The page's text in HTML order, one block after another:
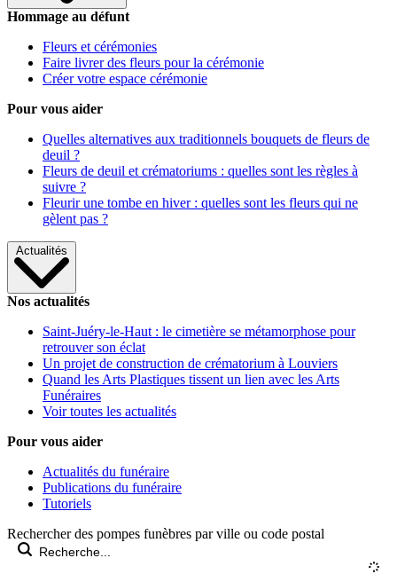
Hommage au défunt
Fleurs et cérémonies
Faire livrer des fleurs pour la cérémonie
Créer votre espace cérémonie
Pour vous aider
Quelles alternatives aux traditionnels bouquets de fleurs de
deuil ?
Fleurs de deuil et crématoriums : quelles sont les règles à
suivre ?
Fleurir une tombe en hiver : quelles sont les fleurs qui ne
gèlent pas ?
Actualités
Nos actualités
Saint-Juéry-le-Haut : le cimetière se métamorphose pour
retrouver son éclat
Un projet de construction de crématorium à Louviers
Quand les Arts Plastiques tissent un lien avec les Arts
Funéraires
Voir toutes les actualités
Pour vous aider
Actualités du funéraire
Publications du funéraire
Tutoriels
Rechercher des pompes funèbres par ville ou code postal